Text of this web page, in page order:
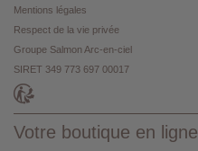
Mentions légales
Respect de la vie privée
Groupe Salmon Arc-en-ciel
SIRET 349 773 697 00017
Votre boutique en ligne